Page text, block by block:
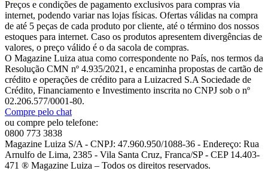
Preços e condições de pagamento exclusivos para compras via
internet, podendo variar nas lojas físicas. Ofertas válidas na compra
de até 5 peças de cada produto por cliente, até o término dos nossos
estoques para internet. Caso os produtos apresentem divergências de
valores, o preço válido é o da sacola de compras.
O Magazine Luiza atua como correspondente no País, nos termos da
Resolução CMN nº 4.935/2021, e encaminha propostas de cartão de
crédito e operações de crédito para a Luizacred S.A Sociedade de
Crédito, Financiamento e Investimento inscrita no CNPJ sob o nº
02.206.577/0001-80.
Compre pelo chat
ou compre pelo telefone:
0800 773 3838
Magazine Luiza S/A - CNPJ: 47.960.950/1088-36 - Endereço: Rua
Arnulfo de Lima, 2385 - Vila Santa Cruz, Franca/SP - CEP 14.403-
471 ® Magazine Luiza – Todos os direitos reservados.